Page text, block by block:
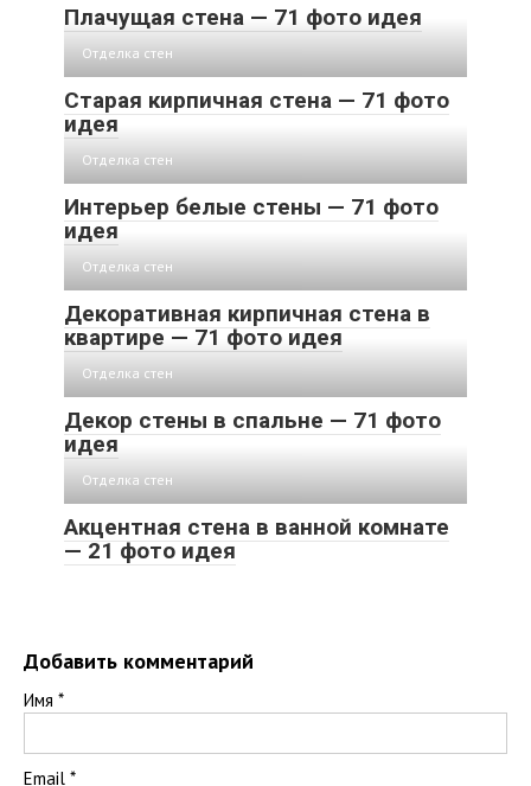
Плачущая стена — 71 фото идея
Отделка стен
Старая кирпичная стена — 71 фото
идея
Отделка стен
Интерьер белые стены — 71 фото
идея
Отделка стен
Декоративная кирпичная стена в
квартире — 71 фото идея
Отделка стен
Декор стены в спальне — 71 фото
идея
Отделка стен
Акцентная стена в ванной комнате
— 21 фото идея
Добавить комментарий
Имя *
Email *